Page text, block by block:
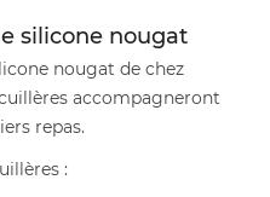
silicone nougat
nougat de chez
accompagneront
repas.
: